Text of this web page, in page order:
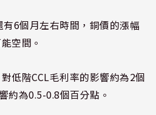
6個月左右時間，銅價的漲幅
空間。
低階CCL毛利率的影響約為2個
約為0.5-0.8個百分點。